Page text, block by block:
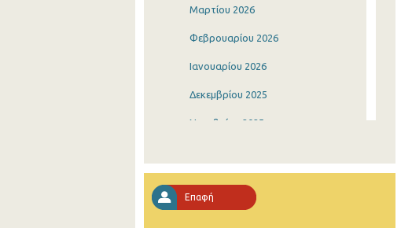
Μαρτίου 2026
Φεβρουαρίου 2026
Ιανουαρίου 2026
Δεκεμβρίου 2025
Νοεμβρίου 2025
Αυγούστου 2025
Επαφή